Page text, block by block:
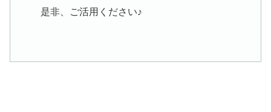
是非、ご活用ください♪